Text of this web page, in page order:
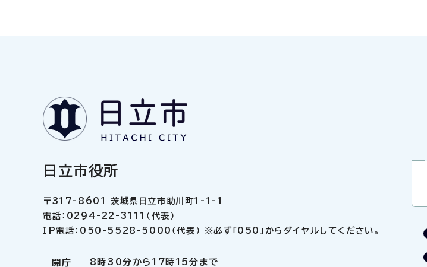
日立市役所
〒317-8601 茨城県日立市助川町1-1-1
電話：0294-22-3111（代表）
IP電話：050-5528-5000（代表） ※必ず「050」からダイヤルしてください。
開庁 8時30分から17時15分まで